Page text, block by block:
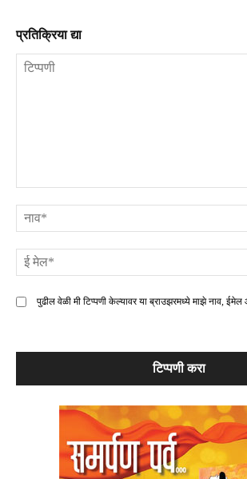
प्रतिक्रिया द्या
पुढील वेळी मी टिप्पणी केल्यावर या ब्राउझरमध्ये माझे नाव,